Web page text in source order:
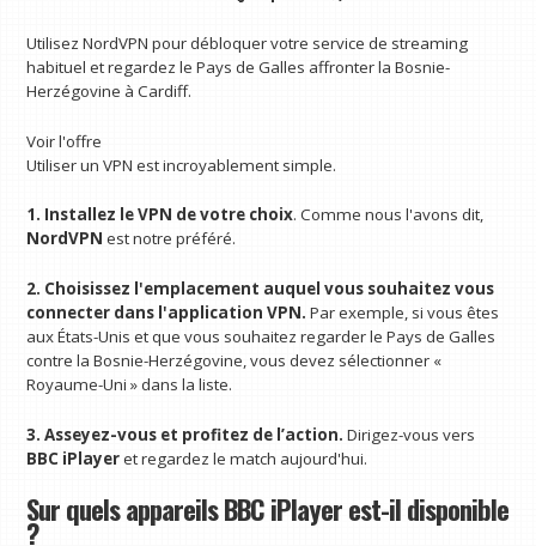
Utilisez NordVPN pour débloquer votre service de streaming
habituel et regardez le Pays de Galles affronter la Bosnie-
Herzégovine à Cardiff.
Voir l'offre
Utiliser un VPN est incroyablement simple.
1. Installez le VPN de votre choix. Comme nous l'avons dit,
NordVPN est notre préféré.
2. Choisissez l'emplacement auquel vous souhaitez vous
connecter dans l'application VPN.Par exemple, si vous êtes
aux États-Unis et que vous souhaitez regarder le Pays de Galles
contre la Bosnie-Herzégovine, vous devez sélectionner «
Royaume-Uni » dans la liste.
3. Asseyez-vous et profitez de l’action.Dirigez-vous vers
BBC iPlayeret regardez le match aujourd'hui.
Sur quels appareils BBC iPlayer est-il disponible
?